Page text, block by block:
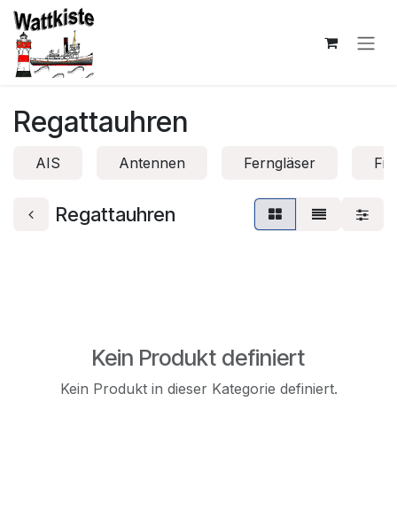
Zum Inhalt springen
Regattauhren
AIS Antennen Ferngläser
Regattauhren
Kein Produkt definiert
Kein Produkt in dieser Kategorie definiert.